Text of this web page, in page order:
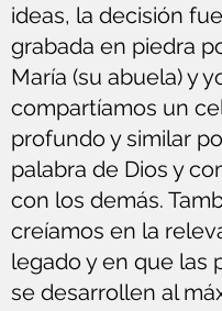
ideas, la decisión
grabada en piedra
María (su abuela) y
compartíamos un
profundo y similar
palabra de Dios y
con los demás.
creíamos en la
legado y en que las
se desarrollen al